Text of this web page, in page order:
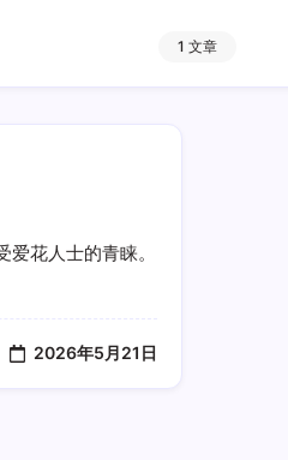
1 文章
花人士的青睐。
2026年5月21日